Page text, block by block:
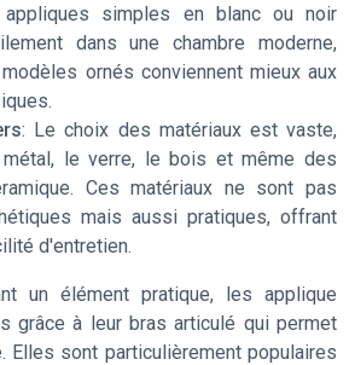
simples en blanc ou noir
dans une chambre moderne,
ornés conviennent mieux aux
: Le choix des matériaux est vaste,
métal, le verre, le bois et même des
Ces matériaux ne sont pas
mais aussi pratiques, offrant
d'entretien.
un élément pratique, les applique
grâce à leur bras articulé qui permet
Elles sont particulièrement populaires